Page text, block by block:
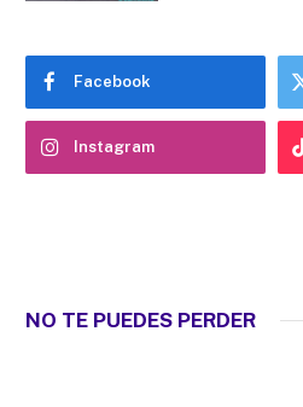
Facebook
Instagram
NO TE PUEDES PERDER